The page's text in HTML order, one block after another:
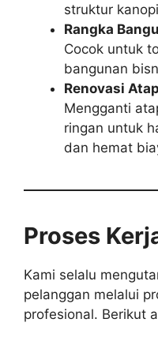
struktur
Rangka
Cocok untuk
bangunan
Renovasi Atap
Mengganti
ringan untuk
dan hemat
Proses
Kami selalu
pelanggan melalui
profesional. Berikut